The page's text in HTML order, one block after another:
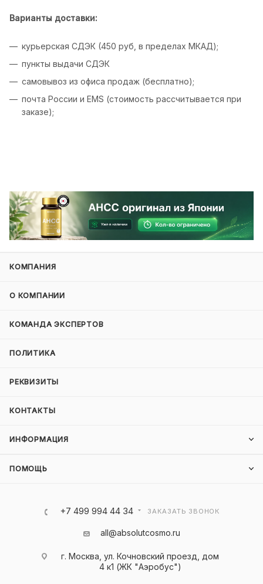
Варианты доставки:
курьерская СДЭК (450 руб, в пределах МКАД);
пункты выдачи СДЭК
самовывоз из офиса продаж (бесплатно);
почта России и EMS (стоимость рассчитывается при
заказе);
КОМПАНИЯ
О КОМПАНИИ
КОМАНДА ЭКСПЕРТОВ
ПОЛИТИКА
РЕКВИЗИТЫ
КОНТАКТЫ
ИНФОРМАЦИЯ
ПОМОЩЬ
+7 499 994 44 34 ЗАКАЗАТЬ ЗВОНОК
all@absolutcosmo.ru
г. Москва, ул. Кочновский проезд, дом
4 к1 (ЖК "Аэробус")